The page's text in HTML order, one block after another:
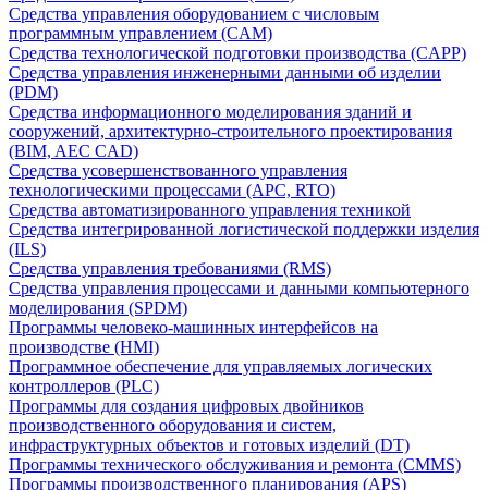
Средства управления оборудованием с числовым
программным управлением (CAM)
Средства технологической подготовки производства (CAPP)
Средства управления инженерными данными об изделии
(PDM)
Средства информационного моделирования зданий и
сооружений, архитектурно-строительного проектирования
(BIM, AEC CAD)
Средства усовершенствованного управления
технологическими процессами (APC, RTO)
Средства автоматизированного управления техникой
Средства интегрированной логистической поддержки изделия
(ILS)
Средства управления требованиями (RMS)
Средства управления процессами и данными компьютерного
моделирования (SPDM)
Программы человеко-машинных интерфейсов на
производстве (HMI)
Программное обеспечение для управляемых логических
контроллеров (PLC)
Программы для создания цифровых двойников
производственного оборудования и систем,
инфраструктурных объектов и готовых изделий (DT)
Программы технического обслуживания и ремонта (CMMS)
Программы производственного планирования (APS)